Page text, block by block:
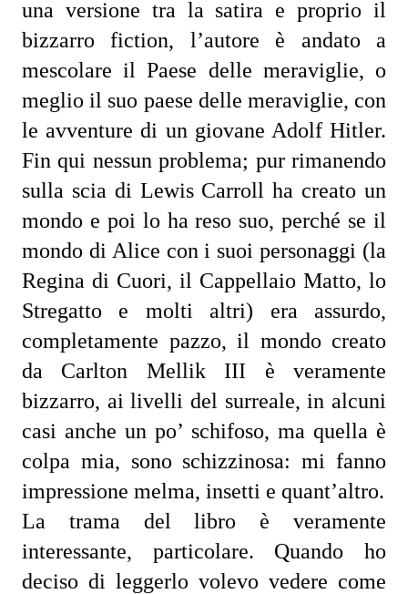
una versione tra la satira e proprio il
bizzarro fiction, l’autore è andato a
mescolare il Paese delle meraviglie, o
meglio il suo paese delle meraviglie, con
le avventure di un giovane Adolf Hitler.
Fin qui nessun problema; pur rimanendo
sulla scia di Lewis Carroll ha creato un
mondo e poi lo ha reso suo, perché se il
mondo di Alice con i suoi personaggi (la
Regina di Cuori, il Cappellaio Matto, lo
Stregatto e molti altri) era assurdo,
completamente pazzo, il mondo creato
da Carlton Mellik III è veramente
bizzarro, ai livelli del surreale, in alcuni
casi anche un po’ schifoso, ma quella è
colpa mia, sono schizzinosa: mi fanno
impressione melma, insetti e quant’altro.
La trama del libro è veramente
interessante, particolare. Quando ho
deciso di leggerlo volevo vedere come